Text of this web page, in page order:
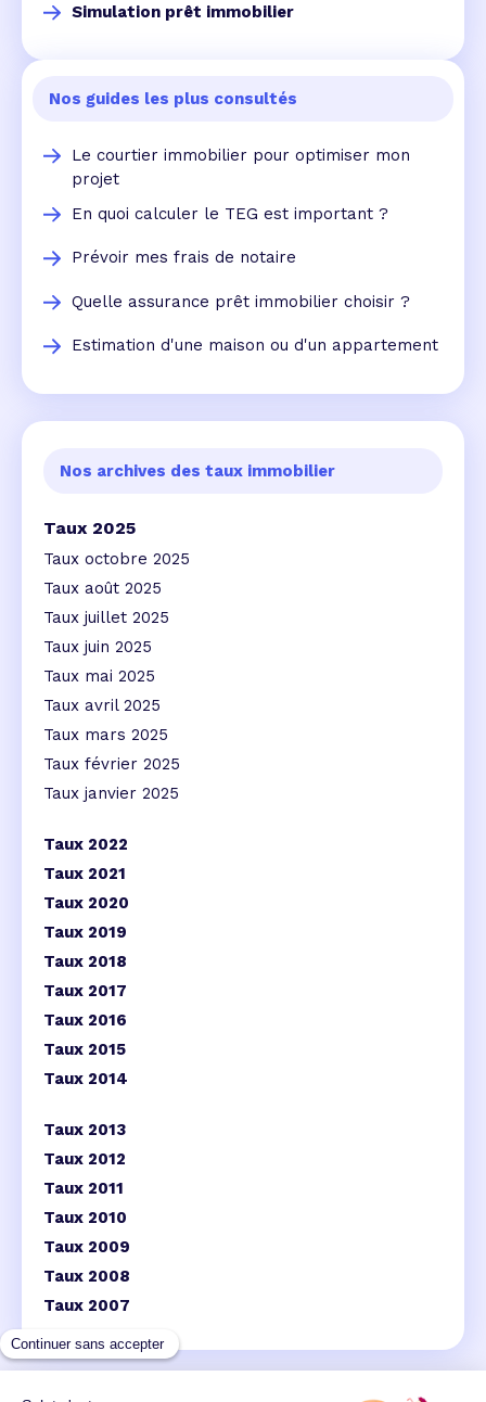
Simulation prêt immobilier
Nos guides les plus consultés
Le courtier immobilier pour optimiser mon
projet
En quoi calculer le TEG est important ?
Prévoir mes frais de notaire
Quelle assurance prêt immobilier choisir ?
Estimation d'une maison ou d'un appartement
Nos archives des taux immobilier
Taux 2025
Taux octobre 2025
Taux août 2025
Taux juillet 2025
Taux juin 2025
Taux mai 2025
Taux avril 2025
Taux mars 2025
Taux février 2025
Taux janvier 2025
Taux 2022
Taux 2021
Taux 2020
Taux 2019
Taux 2018
Taux 2017
Taux 2016
Taux 2015
Taux 2014
Taux 2013
Taux 2012
Taux 2011
Taux 2010
Taux 2009
Taux 2008
Taux 2007